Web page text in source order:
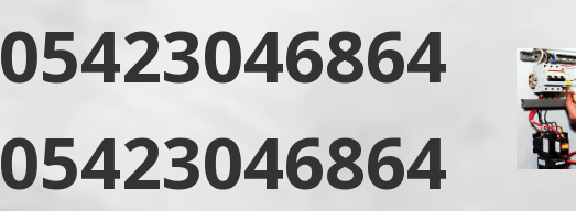
05423046864
05423046864